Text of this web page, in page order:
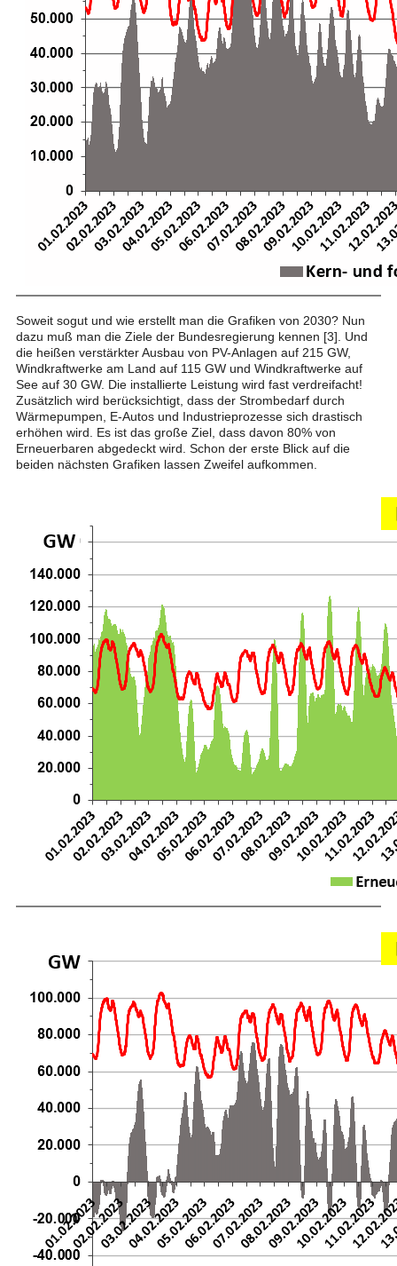
Soweit sogut und wie erstellt man die Grafiken von 2030? Nun
dazu muß man die Ziele der Bundesregierung kennen [3]. Und
die heißen verstärkter Ausbau von PV-Anlagen auf 215 GW,
Windkraftwerke am Land auf 115 GW und Windkraftwerke auf
See auf 30 GW. Die installierte Leistung wird fast verdreifacht!
Zusätzlich wird berücksichtigt, dass der Strombedarf durch
Wärmepumpen, E-Autos und Industrieprozesse sich drastisch
erhöhen wird. Es ist das große Ziel, dass davon 80% von
Erneuerbaren abgedeckt wird. Schon der erste Blick auf die
beiden nächsten Grafiken lassen Zweifel aufkommen.